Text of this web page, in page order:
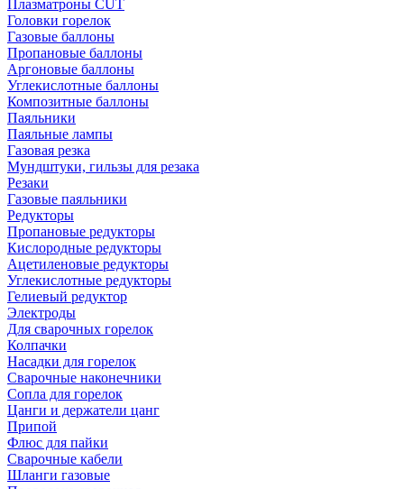
Плазматроны CUT
Головки горелок
Газовые баллоны
Пропановые баллоны
Аргоновые баллоны
Углекислотные баллоны
Композитные баллоны
Паяльники
Паяльные лампы
Газовая резка
Мундштуки, гильзы для резака
Резаки
Газовые паяльники
Редукторы
Пропановые редукторы
Кислородные редукторы
Ацетиленовые редукторы
Углекислотные редукторы
Гелиевый редуктор
Электроды
Для сварочных горелок
Колпачки
Насадки для горелок
Сварочные наконечники
Сопла для горелок
Цанги и держатели цанг
Припой
Флюс для пайки
Сварочные кабели
Шланги газовые